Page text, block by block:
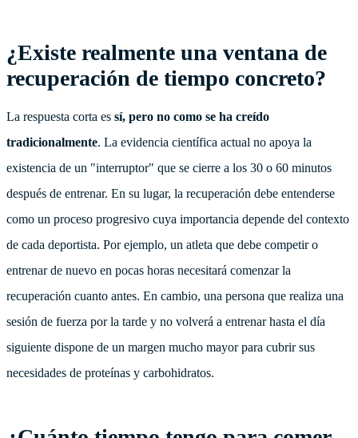
¿Existe realmente una ventana de
recuperación de tiempo concreto?
La respuesta corta es sí, pero no como se ha creído
tradicionalmente. La evidencia científica actual no apoya la
existencia de un "interruptor" que se cierre a los 30 o 60 minutos
después de entrenar. En su lugar, la recuperación debe entenderse
como un proceso progresivo cuya importancia depende del contexto
de cada deportista. Por ejemplo, un atleta que debe competir o
entrenar de nuevo en pocas horas necesitará comenzar la
recuperación cuanto antes. En cambio, una persona que realiza una
sesión de fuerza por la tarde y no volverá a entrenar hasta el día
siguiente dispone de un margen mucho mayor para cubrir sus
necesidades de proteínas y carbohidratos.